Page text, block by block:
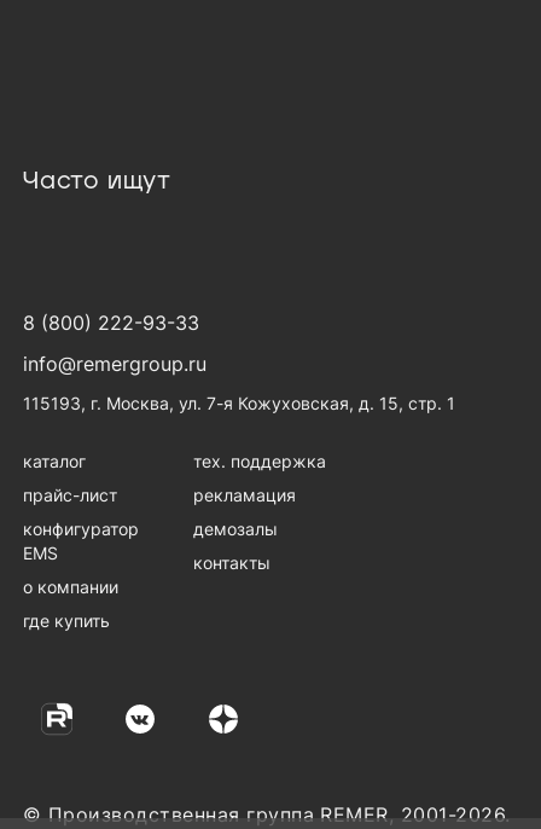
Часто ищут
8 (800) 222-93-33
info@remergroup.ru
115193, г. Москва, ул. 7-я Кожуховская, д. 15, стр. 1
каталог
прайс-лист
конфигуратор
EMS
о компании
где купить
тех. поддержка
рекламация
демозалы
контакты
© Производственная группа REMER, 2001-2026.